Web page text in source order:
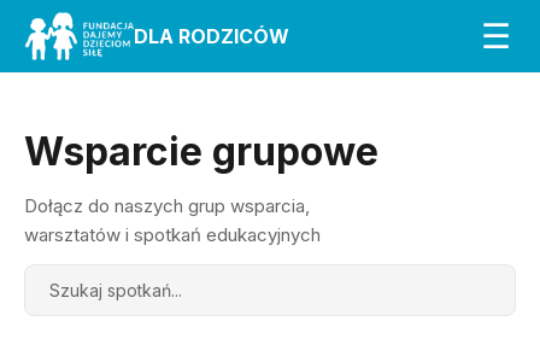
DLA RODZICÓW ☰
Wsparcie grupowe
Dołącz do naszych grup wsparcia,
warsztatów i spotkań edukacyjnych
Search